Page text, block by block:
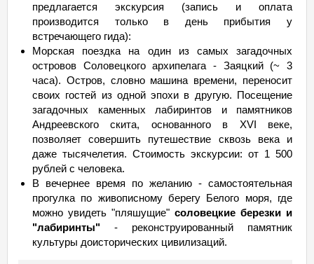
предлагается экскурсия (запись и оплата
производится только в день прибытия у
встречающего гида):
Морская поездка на один из самых загадочных
островов Соловецкого архипелага - Заяцкий (~ 3
часа). Остров, словно машина времени, переносит
своих гостей из одной эпохи в другую. Посещение
загадочных каменных лабиринтов и памятников
Андреевского скита, основанного в XVI веке,
позволяет совершить путешествие сквозь века и
даже тысячелетия. Стоимость экскурсии: от 1 500
рублей с человека.
В вечернее время по желанию - самостоятельная
прогулка по живописному берегу Белого моря, где
можно увидеть "пляшущие" соловецкие березки и
"лабиринты" - реконструированный памятник
культуры доисторических цивилизаций.